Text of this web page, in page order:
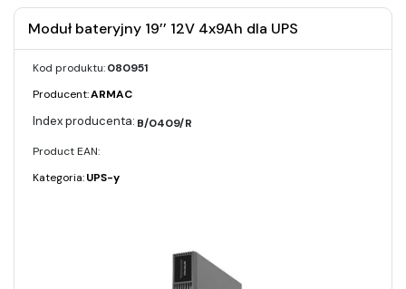
Moduł bateryjny 19’’ 12V 4x9Ah dla UPS
Kod produktu:080951
Producent:ARMAC
B/0409/R
Product EAN:
Kategoria:UPS-y